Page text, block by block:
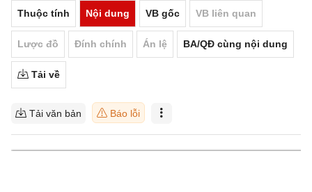
Thuộc tính Nội dung VB gốc VB liên quan
Lược đồ Đính chính Án lệ BA/QĐ cùng nội dung
Tải về
Tải văn bản Báo lỗi